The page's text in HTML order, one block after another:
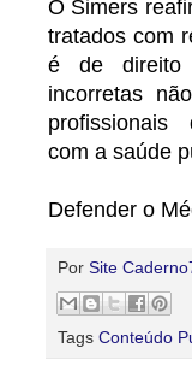
O Simers
tratados com
é de direito
incorretas
profissionais
com a saúde
Defender o
Por Site
Tags Conteúdo